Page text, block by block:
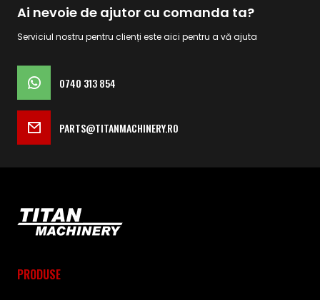
Ai nevoie de ajutor cu comanda ta?
Serviciul nostru pentru clienți este aici pentru a vă ajuta
0740 313 854
PARTS@TITANMACHINERY.RO
PRODUSE